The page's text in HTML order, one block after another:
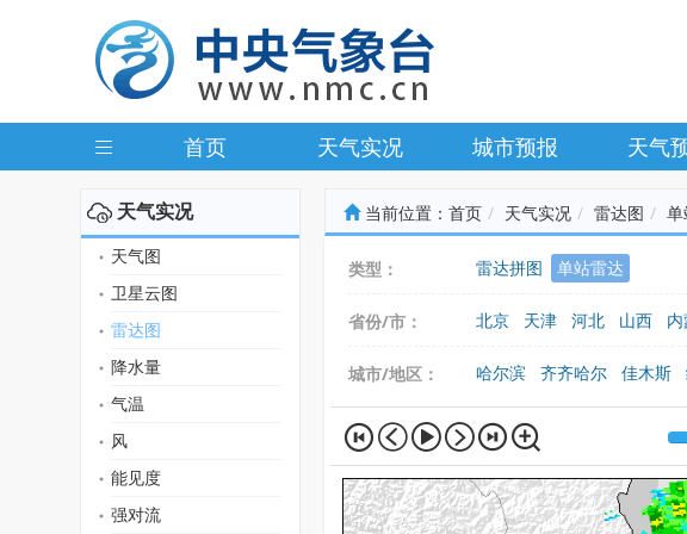
首页 天气实况 城市预报 天气
天气实况
天气图
卫星云图
雷达图
降水量
气温
风
能见度
强对流
当前位置： 首页 天气实况 雷达图 单
类型： 雷达拼图 单站雷达
省份/市： 北京 天津 河北 山西
城市/地区： 哈尔滨 齐齐哈尔 佳木斯